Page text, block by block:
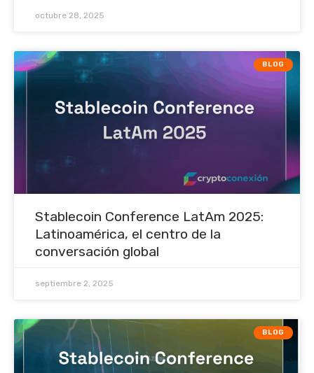
octubre 28, 2025
BLOG
Stablecoin Conference LatAm 2025:
Latinoamérica, el centro de la
conversación global
septiembre 2, 2025
BLOG